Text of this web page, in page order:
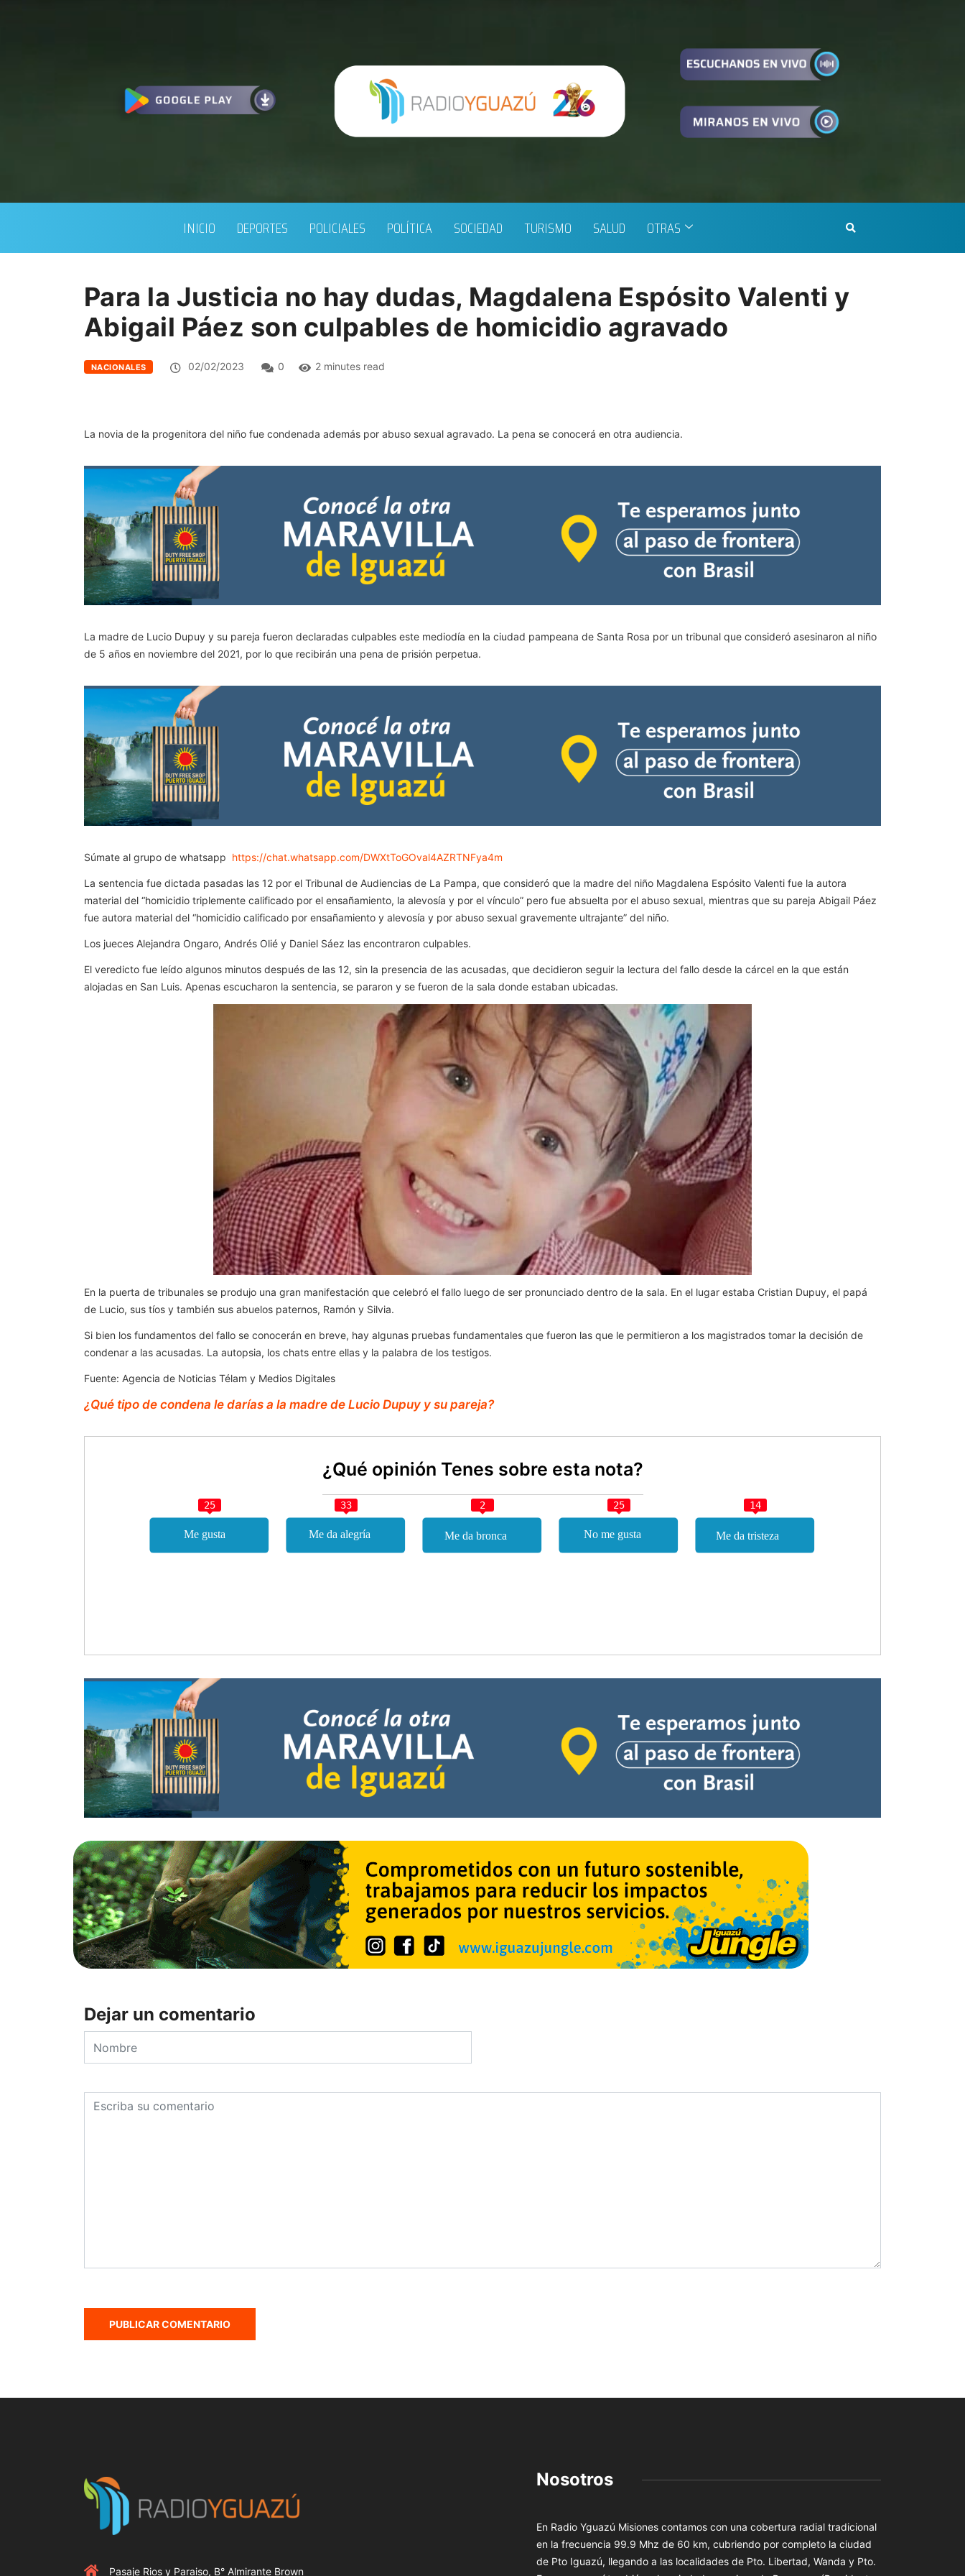
INICIO DEPORTES POLICIALES POLÍTICA SOCIEDAD TURISMO SALUD OTRAS
Para la Justicia no hay dudas, Magdalena Espósito Valenti y
Abigail Páez son culpables de homicidio agravado
NACIONALES 02/02/2023 0 2 minutes read
La novia de la progenitora del niño fue condenada además por abuso sexual agravado. La pena se conocerá en otra audiencia.
La madre de Lucio Dupuy y su pareja fueron declaradas culpables este mediodía en la ciudad pampeana de Santa Rosa por un tribunal que consideró asesinaron al niño
de 5 años en noviembre del 2021, por lo que recibirán una pena de prisión perpetua.
Súmate al grupo de whatsapp https://chat.whatsapp.com/DWXtToGOval4AZRTNFya4m
La sentencia fue dictada pasadas las 12 por el Tribunal de Audiencias de La Pampa, que consideró que la madre del niño Magdalena Espósito Valenti fue la autora
material del “homicidio triplemente calificado por el ensañamiento, la alevosía y por el vínculo” pero fue absuelta por el abuso sexual, mientras que su pareja Abigail Páez
fue autora material del “homicidio calificado por ensañamiento y alevosía y por abuso sexual gravemente ultrajante” del niño.
Los jueces Alejandra Ongaro, Andrés Olié y Daniel Sáez las encontraron culpables.
El veredicto fue leído algunos minutos después de las 12, sin la presencia de las acusadas, que decidieron seguir la lectura del fallo desde la cárcel en la que están
alojadas en San Luis. Apenas escucharon la sentencia, se pararon y se fueron de la sala donde estaban ubicadas.
En la puerta de tribunales se produjo una gran manifestación que celebró el fallo luego de ser pronunciado dentro de la sala. En el lugar estaba Cristian Dupuy, el papá
de Lucio, sus tíos y también sus abuelos paternos, Ramón y Silvia.
Si bien los fundamentos del fallo se conocerán en breve, hay algunas pruebas fundamentales que fueron las que le permitieron a los magistrados tomar la decisión de
condenar a las acusadas. La autopsia, los chats entre ellas y la palabra de los testigos.
Fuente: Agencia de Noticias Télam y Medios Digitales
¿Qué tipo de condena le darías a la madre de Lucio Dupuy y su pareja?
¿Qué opinión Tenes sobre esta nota?
25 33 2 25 14
Dejar un comentario
Pasaje Rios y Paraiso, B° Almirante Brown
Nosotros
En Radio Yguazú Misiones contamos con una cobertura radial tradicional
en la frecuencia 99.9 Mhz de 60 km, cubriendo por completo la ciudad
de Pto Iguazú, llegando a las localidades de Pto. Libertad, Wanda y Pto.